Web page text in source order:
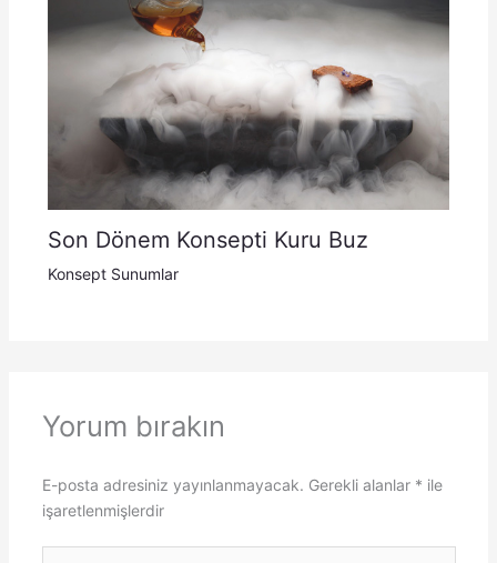
Son Dönem Konsepti Kuru Buz
Konsept Sunumlar
Yorum bırakın
E-posta adresiniz yayınlanmayacak. Gerekli alanlar * ile
işaretlenmişlerdir